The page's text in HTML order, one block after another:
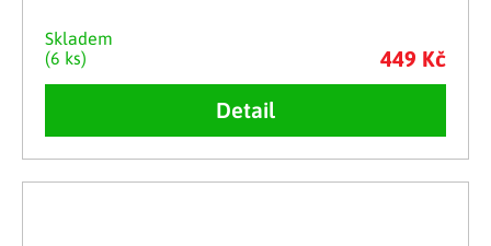
Skladem
(6 ks)
449 Kč
Detail